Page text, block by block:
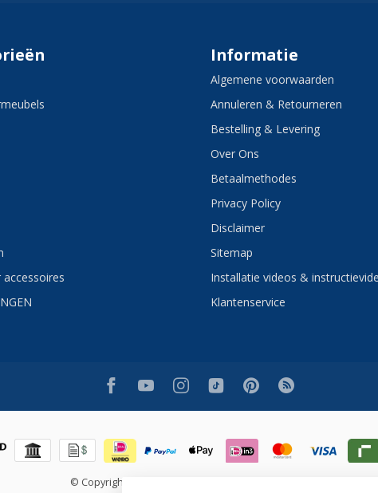
Informatie
Algemene voorwaarden
Annuleren & Retourneren
Bestelling & Levering
Over Ons
Betaalmethodes
Privacy Policy
Disclaimer
Sitemap
Installatie videos &
Klantenservice
© Copyright 2026 Sani4Comfort - Online Sanitairwinkel